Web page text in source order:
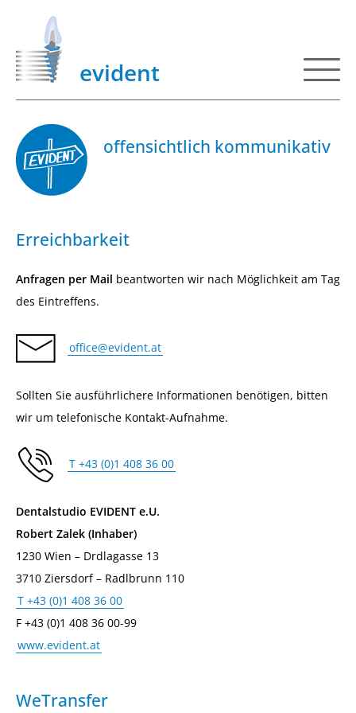
evident
offensichtlich kommunikativ
Erreichbarkeit
Anfragen per Mail beantworten wir nach Möglichkeit am Tag
des Eintreffens.
office@evident.at
Sollten Sie ausführlichere Informationen benötigen, bitten
wir um telefonische Kontakt-Aufnahme.
T +43 (0)1 408 36 00
Dentalstudio EVIDENT e.U.
Robert Zalek (Inhaber)
1230 Wien – Drdlagasse 13
3710 Ziersdorf – Radlbrunn 110
T +43 (0)1 408 36 00
F +43 (0)1 408 36 00-99
www.evident.at
WeTransfer